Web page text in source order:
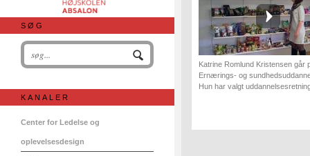
SØG
KANALER
Center for Ledelse og
oplevelsesdesign
Katrine Romlund Kristensen går
Ernærings- og
Hun har valgt